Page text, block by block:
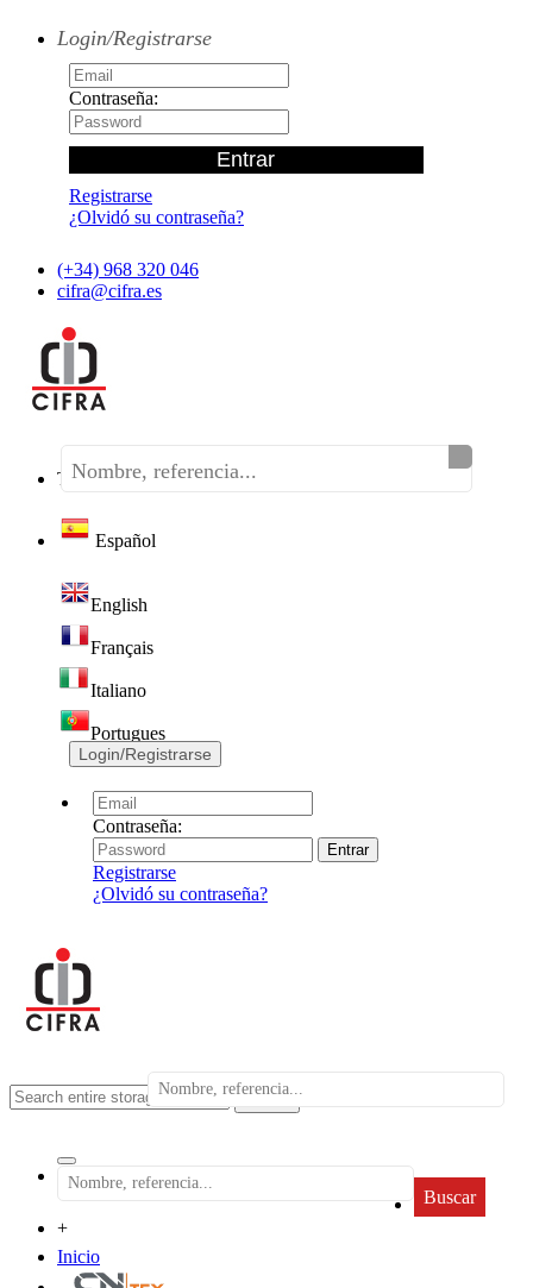
Login/Registrarse
Contraseña:
Registrarse
¿Olvidó su contraseña?
(+34) 968 320 046
cifra@cifra.es
Teléfono:(+34) 968 320 046
Español
English
Français
Italiano
Portugues
Login/Registrarse
Contraseña:
Registrarse
¿Olvidó su contraseña?
search
Buscar
+
Inicio